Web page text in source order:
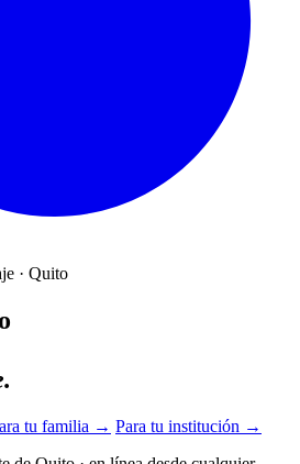
· Quito
tu familia → Para tu institución →